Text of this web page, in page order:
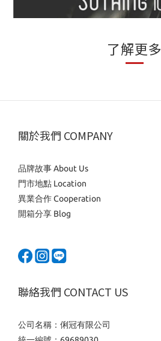
了解更多
關於我們 COMPANY
品牌故事 About Us
門市地點 Location
異業合作 Cooperation
開箱分享 Blog
聯絡我們 CONTACT US
公司名稱：俐冠有限公司